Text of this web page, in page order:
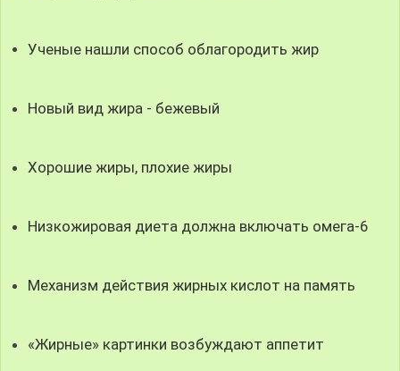
Ученые нашли способ облагородить жир
Новый вид жира - бежевый
Хорошие жиры, плохие жиры
Низкожировая диета должна включать омега-6
Механизм действия жирных кислот на память
«Жирные» картинки возбуждают аппетит